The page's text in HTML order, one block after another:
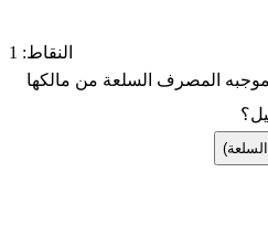
النقاط: 1
المصرف السلعة من مالكها